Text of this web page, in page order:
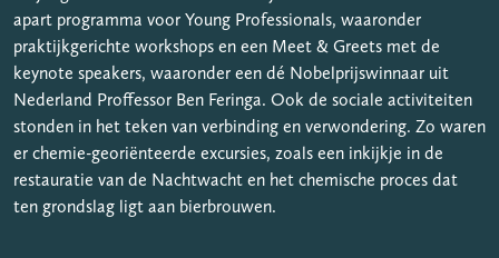
apart programma voor Young Professionals, waaronder
praktijkgerichte workshops en een Meet & Greets met de
keynote speakers, waaronder een dé Nobelprijswinnaar uit
Nederland Proffessor Ben Feringa. Ook de sociale activiteiten
stonden in het teken van verbinding en verwondering. Zo waren
er chemie-georiënteerde excursies, zoals een inkijkje in de
restauratie van de Nachtwacht en het chemische proces dat
ten grondslag ligt aan bierbrouwen.